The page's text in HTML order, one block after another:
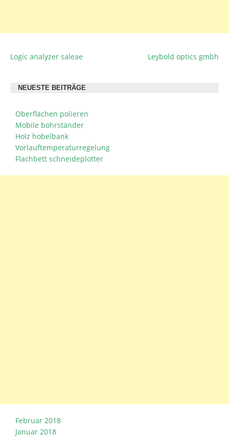
BEITRAGSNAVIGATION
Logic analyzer saleae Leybold optics gmbh
NEUESTE BEITRÄGE
Oberflächen polieren
Mobile bohrständer
Holz hobelbank
Vorlauftemperaturregelung
Flachbett schneideplotter
Februar 2018
Januar 2018